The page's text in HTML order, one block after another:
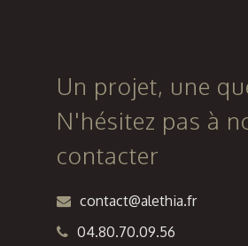
ROSE A
GRANS
Un projet, une
N'hésitez pas à
contacter
contact@alethia.fr
04.80.70.09.56